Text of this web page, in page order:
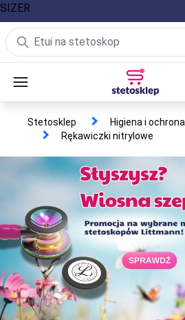
Stetosklep Higiena i ochrona
Rękawiczki nitrylowe
SIZER